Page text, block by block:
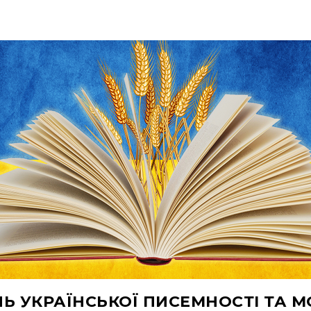
УКРАЇНСЬКОЇ ПИСЕМНОСТІ ТА